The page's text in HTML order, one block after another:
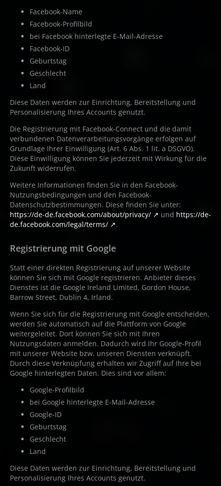
Facebook-Name
Facebook-Profilbild
bei Facebook hinterlegte E-Mail-Adresse
Facebook-ID
Geburtstag
Geschlecht
Land
Diese Daten werden zur Einrichtung, Bereitstellung und
Personalisierung Ihres Accounts genutzt.
Die Registrierung mit Facebook-Connect und die damit
verbundenen Datenverarbeitungsvorgänge erfolgen auf
Grundlage Ihrer Einwilligung (Art. 6 Abs. 1 lit. a DSGVO).
Diese Einwilligung können Sie jederzeit mit Wirkung für die
Zukunft widerrufen.
Weitere Informationen finden Sie in den Facebook-
Nutzungsbedingungen und den Facebook-
Datenschutzbestimmungen. Diese finden Sie unter:
https://de-de.facebook.com/about/privacy/
und https://de-
de.facebook.com/legal/terms/
.
Registrierung mit Google
Statt einer direkten Registrierung auf unserer Website
können Sie sich mit Google registrieren. Anbieter dieses
Dienstes ist die Google Ireland Limited, Gordon House,
Barrow Street, Dublin 4, Irland.
Wenn Sie sich für die Registrierung mit Google entscheiden,
werden Sie automatisch auf die Plattform von Google
weitergeleitet. Dort können Sie sich mit Ihren
Nutzungsdaten anmelden. Dadurch wird Ihr Google-Profil
mit unserer Website bzw. unseren Diensten verknüpft.
Durch diese Verknüpfung erhalten wir Zugriff auf Ihre bei
Google hinterlegten Daten. Dies sind vor allem:
Google-Profilbild
bei Google hinterlegte E-Mail-Adresse
Google-ID
Geburtstag
Geschlecht
Land
Diese Daten werden zur Einrichtung, Bereitstellung und
Personalisierung Ihres Accounts genutzt.